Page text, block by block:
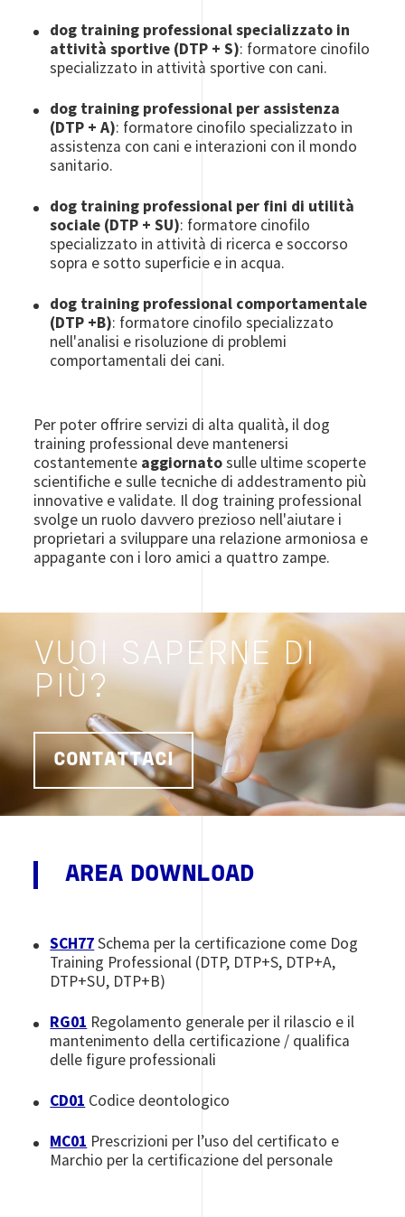
dog training professional specializzato in
attività sportive (DTP + S): formatore cinofilo
specializzato in attività sportive con cani.
dog training professional per assistenza
(DTP + A): formatore cinofilo specializzato in
assistenza con cani e interazioni con il mondo
sanitario.
dog training professional per fini di utilità
sociale (DTP + SU): formatore cinofilo
specializzato in attività di ricerca e soccorso
sopra e sotto superficie e in acqua.
dog training professional comportamentale
(DTP +B): formatore cinofilo specializzato
nell'analisi e risoluzione di problemi
comportamentali dei cani.
Per poter offrire servizi di alta qualità, il dog
training professional deve mantenersi
costantemente aggiornatosulle ultime scoperte
scientifiche e sulle tecniche di addestramento più
innovative e validate. Il dog training professional
svolge un ruolo davvero prezioso nell'aiutare i
proprietari a sviluppare una relazione armoniosa e
appagante con i loro amici a quattro zampe.
VUOI SAPERNE DI
PIÙ?
CONTATTACI
AREA DOWNLOAD
SCH77Schema per la certificazione come Dog
Training Professional (DTP, DTP+S, DTP+A,
DTP+SU, DTP+B)
RG01 Regolamento generale per il rilascio e il
mantenimento della certificazione / qualifica
delle figure professionali
CD01 Codice deontologico
MC01 Prescrizioni per l’uso del certificato e
Marchio per la certificazione del personale